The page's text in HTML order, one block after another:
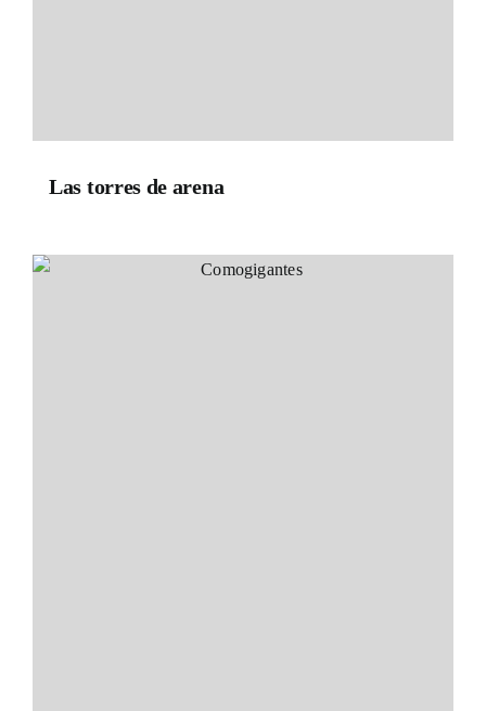
Las torres de arena